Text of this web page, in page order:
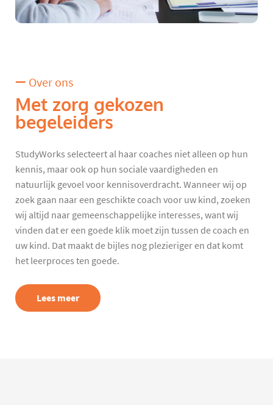
Over ons
Met zorg gekozen
begeleiders
StudyWorks selecteert al haar coaches niet alleen op hun
kennis, maar ook op hun sociale vaardigheden en
natuurlijk gevoel voor kennisoverdracht. Wanneer wij op
zoek gaan naar een geschikte coach voor uw kind, zoeken
wij altijd naar gemeenschappelijke interesses, want wij
vinden dat er een goede klik moet zijn tussen de coach en
uw kind. Dat maakt de bijles nog plezieriger en dat komt
het leerproces ten goede.
Lees meer